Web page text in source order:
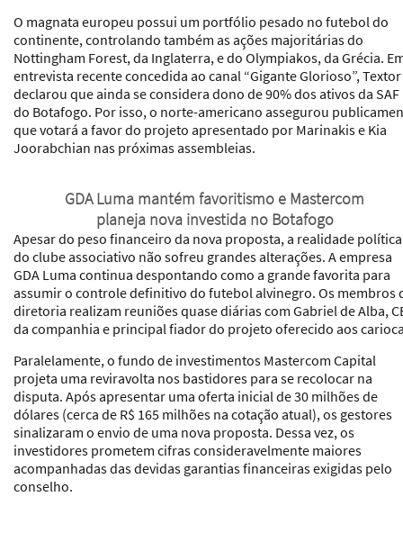
O magnata europeu possui um portfólio pesado no futebol do
continente, controlando também as ações majoritárias do
Nottingham Forest, da Inglaterra, e do Olympiakos, da Grécia.
entrevista recente concedida ao canal “Gigante Glorioso”, Textor
declarou que ainda se considera dono de 90% dos ativos da SAF
do Botafogo. Por isso, o norte-americano assegurou
que votará a favor do projeto apresentado por Marinakis e Kia
Joorabchian nas próximas assembleias.
GDA Luma mantém favoritismo e Mastercom
planeja nova investida no Botafogo
Apesar do peso financeiro da nova proposta, a realidade política
do clube associativo não sofreu grandes alterações. A empresa
GDA Luma continua despontando como a grande favorita para
assumir o controle definitivo do futebol alvinegro. Os membros
diretoria realizam reuniões quase diárias com Gabriel de Alba,
da companhia e principal fiador do projeto oferecido aos
Paralelamente, o fundo de investimentos Mastercom Capital
projeta uma reviravolta nos bastidores para se recolocar na
disputa. Após apresentar uma oferta inicial de 30 milhões de
dólares (cerca de R$ 165 milhões na cotação atual), os gestores
sinalizaram o envio de uma nova proposta. Dessa vez, os
investidores prometem cifras consideravelmente maiores
acompanhadas das devidas garantias financeiras exigidas pelo
conselho.